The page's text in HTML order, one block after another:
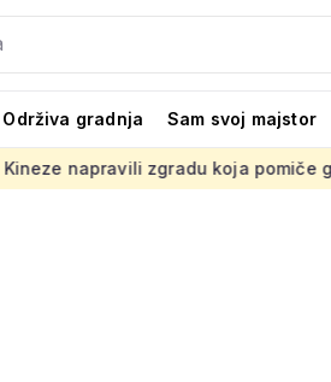
Održiva gradnja Sam svoj majstor
koja pomiče granice, boje i